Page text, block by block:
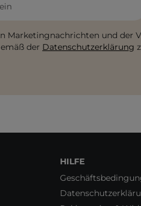
Marketingnachrichten und der
der Datenschutzerklärung
HILFE